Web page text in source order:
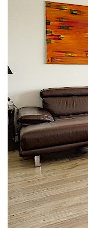
de qualité, vue
Visite virtuelle
Charges annuelles :
ascenseur, entretien
Bien soumis au
Taxe foncière : 1035€
DPE : D
(Aucune procédure
Prix : 370 000 euros
(garage fermé en
Contact Alisson
Agent commercial
MY COCOON : 16
www.mycocoon-
**Honoraires à la charge